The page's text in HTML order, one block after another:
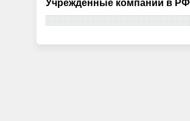
Учрежденные компании в РФ